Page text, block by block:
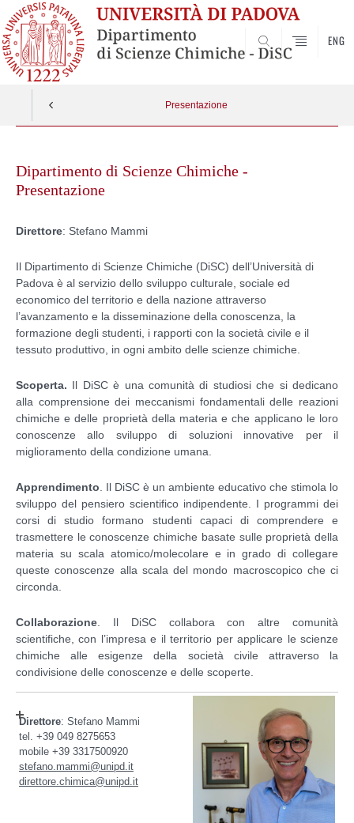
SEARCH
ENG
Presentazione
contentDipartimento di Scienze Chimiche -
Presentazione
Direttore: Stefano Mammi
Il Dipartimento di Scienze Chimiche (DiSC) dell’Università di
Padova è al servizio dello sviluppo culturale, sociale ed
economico del territorio e della nazione attraverso
l’avanzamento e la disseminazione della conoscenza, la
formazione degli studenti, i rapporti con la società civile e il
tessuto produttivo, in ogni ambito delle scienze chimiche.
Scoperta. Il DiSC è una comunità di studiosi che si dedicano
alla comprensione dei meccanismi fondamentali delle reazioni
chimiche e delle proprietà della materia e che applicano le loro
conoscenze allo sviluppo di soluzioni innovative per il
miglioramento della condizione umana.
Apprendimento . Il DiSC è un ambiente educativo che stimola lo
sviluppo del pensiero scientifico indipendente. I programmi dei
corsi di studio formano studenti capaci di comprendere e
trasmettere le conoscenze chimiche basate sulle proprietà della
materia su scala atomico/molecolare e in grado di collegare
queste conoscenze alla scala del mondo macroscopico che ci
circonda.
Collaborazione . Il DiSC collabora con altre comunità
scientifiche, con l’impresa e il territorio per applicare le scienze
chimiche alle esigenze della società civile attraverso la
condivisione delle conoscenze e delle scoperte.
Direttore: Stefano Mammi
tel. +39 049 8275653
mobile +39 3317500920
stefano.mammi@unipd.it
direttore.chimica@unipd.it